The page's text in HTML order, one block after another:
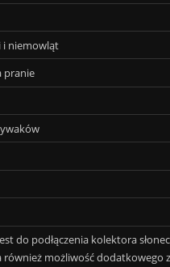
i niemowląt
pranie
do podłączenia kolektora
możliwość dodatkowego